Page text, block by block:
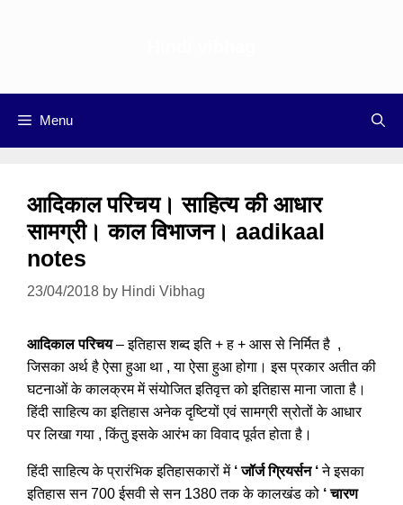
Menu
आदिकाल परिचय। साहित्य की आधार
सामग्री। काल विभाजन। aadikaal
notes
23/04/2018 by Hindi Vibhag
आदिकाल परिचय– इतिहास शब्द इति + ह + आस से निर्मित है ,
जिसका अर्थ है ऐसा हुआ था , या ऐसा हुआ होगा। इस प्रकार अतीत की
घटनाओं के कालक्रम में संयोजित इतिवृत्त को इतिहास माना जाता है।
हिंदी साहित्य का इतिहास अनेक दृष्टियों एवं सामग्री स्रोतों के आधार
पर लिखा गया , किंतु इसके आरंभ का विवाद पूर्वत होता है।
हिंदी साहित्य के प्रारंभिक इतिहासकारों में ‘ जॉर्ज ग्रियर्सन ‘ने इसका
इतिहास सन 700 ईसवी से सन 1380 तक के कालखंड को ‘ चारण